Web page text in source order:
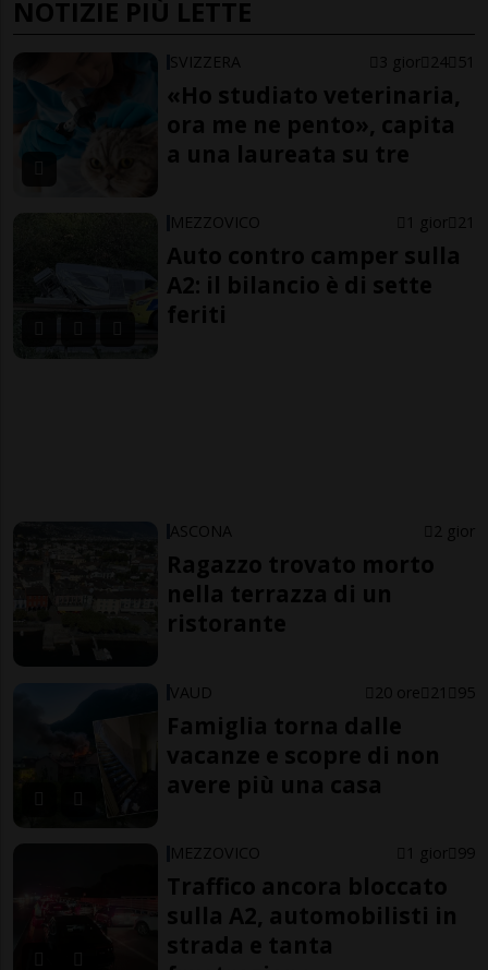
NOTIZIE PIÙ LETTE
SVIZZERA 3 gior 24 51
«Ho studiato veterinaria,
ora me ne pento», capita
a una laureata su tre
MEZZOVICO 1 gior 21
Auto contro camper sulla
A2: il bilancio è di sette
feriti
ASCONA 2 gior
Ragazzo trovato morto
nella terrazza di un
ristorante
VAUD 20 ore 21 95
Famiglia torna dalle
vacanze e scopre di non
avere più una casa
MEZZOVICO 1 gior 99
Traffico ancora bloccato
sulla A2, automobilisti in
strada e tanta